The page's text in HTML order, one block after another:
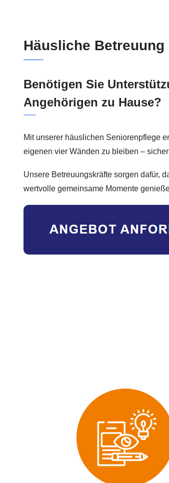
Häusliche
Benötigen Sie
Angehörigen zu Hause?
Mit unserer häuslichen Seniorenpflege
eigenen vier Wänden zu bleiben –
Unsere Betreuungskräfte sorgen dafür,
wertvolle gemeinsame Momente